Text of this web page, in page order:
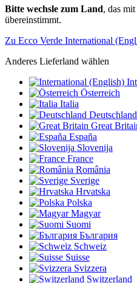
Bitte wechsle zum Land, das
übereinstimmt.
Zu Ecco Verde International
Anderes Lieferland wählen
Österreich
Italia
Deutschland
Great
España
Slovenija
France
România
Sverige
Hrvatska
Polska
Magyar
Suomi
България
Schweiz
Suisse
Svizzera
Switzerland